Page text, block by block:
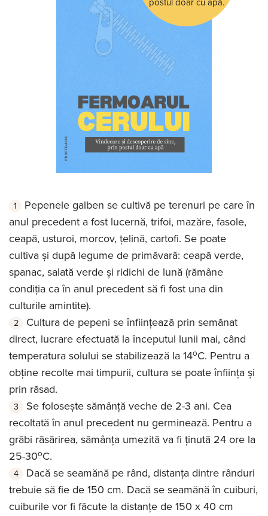
Pepenele galben se cultivă pe terenuri pe care în
anul precedent a fost lucernă, trifoi, mazăre, fasole,
ceapă, usturoi, morcov, țelină, cartofi. Se poate
cultiva și după legume de primăvară: ceapă verde,
spanac, salată verde și ridichi de lună (rămâne
condiția ca în anul precedent să fi fost una din
culturile amintite).
Cultura de pepeni se înființează prin semănat
direct, lucrare efectuată la începutul lunii mai, când
temperatura solului se stabilizează la 14oC. Pentru a
obține recolte mai timpurii, cultura se poate înființa și
prin răsad.
Se folosește sămânță veche de 2-3 ani. Cea
recoltată în anul precedent nu germinează. Pentru a
grăbi răsărirea, sămânța umezită va fi ținută 24 ore la
25-30oC.
Dacă se seamănă pe rând, distanța dintre rânduri
trebuie să fie de 150 cm. Dacă se seamănă în cuiburi,
cuiburile vor fi făcute la distanțe de 150 x 40 cm